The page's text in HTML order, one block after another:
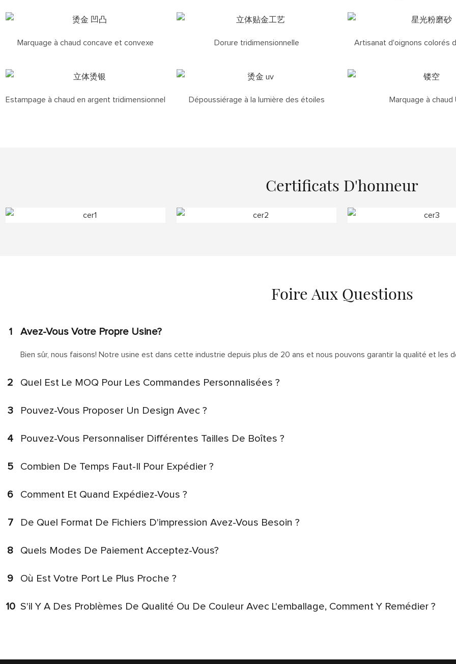
Marquage à chaud concave et convexe Dorure tridimensionnelle Artisanat d'oignons colorés
Estampage à chaud en argent tridimensionnel Dépoussiérage à la lumière des étoiles Marquage à chaud
Certificats D'honneur
Foire Aux Questions
1 Avez-Vous Votre Propre Usine?
Bien sûr, nous faisons! Notre usine est dans cette industrie depuis plus de 20 ans et nous pouvons garantir la qualité et les
2 Quel Est Le MOQ Pour Les Commandes Personnalisées ?
3 Pouvez-Vous Proposer Un Design Avec ?
4 Pouvez-Vous Personnaliser Différentes Tailles De Boîtes ?
5 Combien De Temps Faut-Il Pour Expédier ?
6 Comment Et Quand Expédiez-Vous ?
7 De Quel Format De Fichiers D'impression Avez-Vous Besoin ?
8 Quels Modes De Paiement Acceptez-Vous?
9 Où Est Votre Port Le Plus Proche ?
10 S'il Y A Des Problèmes De Qualité Ou De Couleur Avec L'emballage, Comment Y Remédier ?